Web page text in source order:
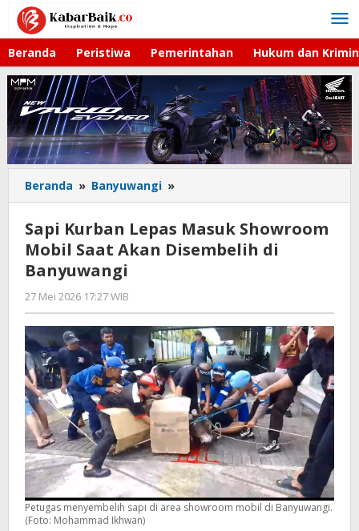
Lewati
konten
Beranda Peristiwa Pemerintahan Hukum dan
Beranda » Banyuwangi »
Kurban
Masuk
Showroom
di
Banyuwangi
Sapi Kurban Lepas Masuk Showroom
Mobil Saat Akan Disembelih di
Banyuwangi
27 Mei 2026 17:27 WIB
Faisal
Petugas menyembelih sapi di area showroom mobil di Banyuwangi.
(Foto: Mohammad Ikhwan)